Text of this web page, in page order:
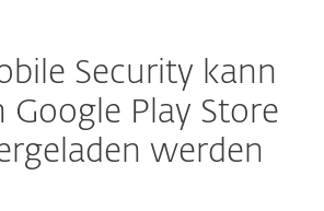
Security kann
Google Play Store
werden